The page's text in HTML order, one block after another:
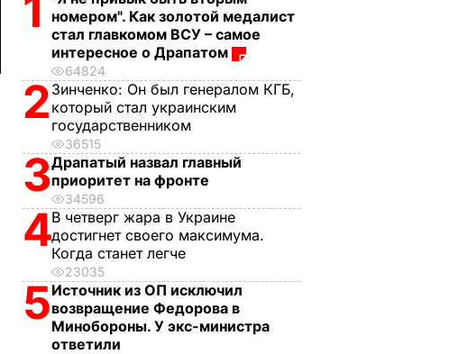
1
номером". Как золотой медалист
стал главкомом ВСУ – самое
интересное о Драпатом
64824
2 Зинченко: Он был генералом КГБ,
который стал украинским
государственником
36515
3Драпатый назвал главный
приоритет на фронте
34596
4В четверг жара в Украине
достигнет своего максимума.
Когда станет легче
23035
5Источник из ОП исключил
возвращение Федорова в
Минобороны. У экс-министра
ответили